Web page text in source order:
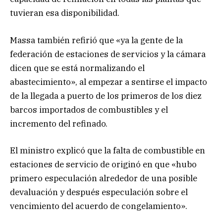
tuvieran esa disponibilidad.
Massa también refirió que «ya la gente de la
federación de estaciones de servicios y la cámara
dicen que se está normalizando el
abastecimiento», al empezar a sentirse el impacto
de la llegada a puerto de los primeros de los diez
barcos importados de combustibles y el
incremento del refinado.
El ministro explicó que la falta de combustible en
estaciones de servicio de originó en que «hubo
primero especulación alrededor de una posible
devaluación y después especulación sobre el
vencimiento del acuerdo de congelamiento».